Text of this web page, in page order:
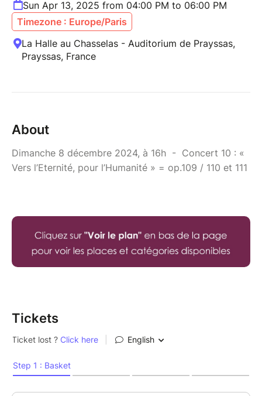
Sun Apr 13, 2025 from 04:00 PM to 06:00 PM
Timezone : Europe/Paris
La Halle au Chasselas - Auditorium de Prayssas,
Prayssas, France
About
Dimanche 8 décembre 2024, à 16h - Concert 10 : «
Vers l’Eternité, pour l’Humanité » = op.109 / 110 et 111
Tickets